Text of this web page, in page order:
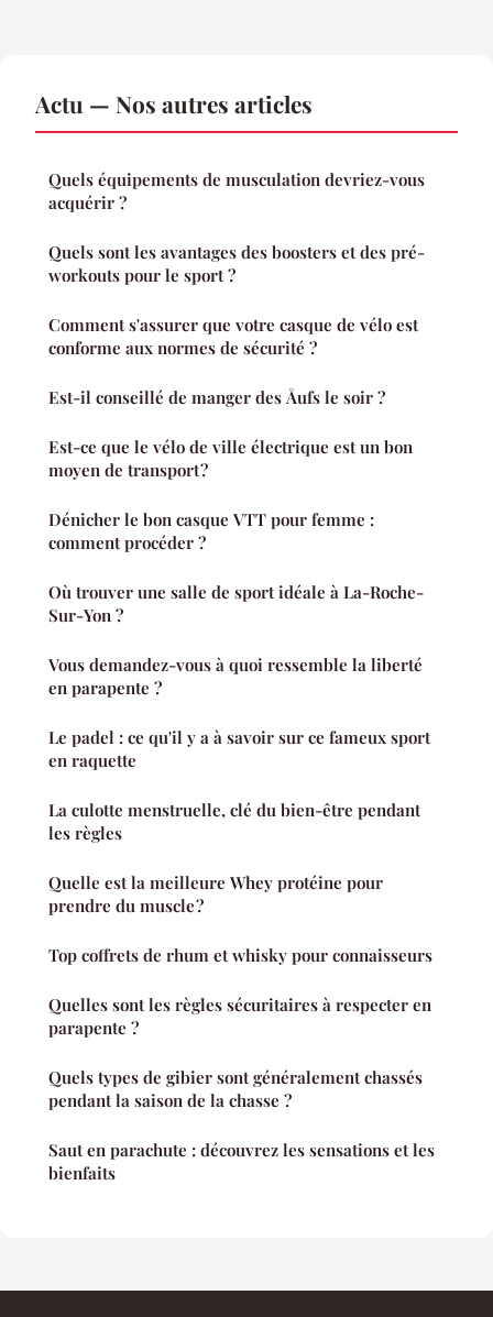
Actu — Nos autres articles
Quels équipements de musculation devriez-vous
acquérir ?
Quels sont les avantages des boosters et des pré-
workouts pour le sport ?
Comment s'assurer que votre casque de vélo est
conforme aux normes de sécurité ?
Est-il conseillé de manger des Åufs le soir ?
Est-ce que le vélo de ville électrique est un bon
moyen de transport ?
Dénicher le bon casque VTT pour femme :
comment procéder ?
Où trouver une salle de sport idéale à La-Roche-
Sur-Yon ?
Vous demandez-vous à quoi ressemble la liberté
en parapente ?
Le padel : ce qu'il y a à savoir sur ce fameux sport
en raquette
La culotte menstruelle, clé du bien-être pendant
les règles
Quelle est la meilleure Whey protéine pour
prendre du muscle ?
Top coffrets de rhum et whisky pour connaisseurs
Quelles sont les règles sécuritaires à respecter en
parapente ?
Quels types de gibier sont généralement chassés
pendant la saison de la chasse ?
Saut en parachute : découvrez les sensations et les
bienfaits